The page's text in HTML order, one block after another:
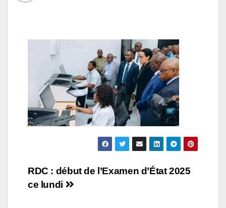
Navigation
RDC : début de l’Examen d’État 2025
ce lundi